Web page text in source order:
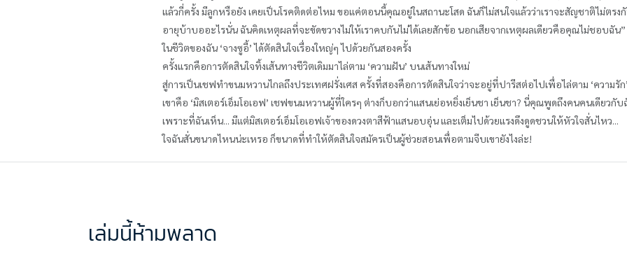
แล้วกี่ครั้ง มีลูกหรือยัง เคยเป็นโรคติดต่อไหม ขอแค่ตอนนี้คุณอยู่ในสถานะโสด ฉันก็ไม่สนใจแล้วว่าเราจะสัญชาติไม่ตรง
อายุบ้าบออะไรนั่น ฉันคิดเหตุผลที่จะขัดขวางไม่ให้เราคบกันไม่ได้เลยสักข้อ นอกเสียจากเหตุผลเดียวคือคุณไม่ชอบฉัน”
ในชีวิตของฉัน ‘จางซูอี้’ ได้ตัดสินใจเรื่องใหญ่ๆ ไปด้วยกันสองครั้ง
ครั้งแรกคือการตัดสินใจทิ้งเส้นทางชีวิตเดิมมาไล่ตาม ‘ความฝัน’ บนเส้นทางใหม่
สู่การเป็นเชฟทำขนมหวานไกลถึงประเทศฝรั่งเศส ครั้งที่สองคือการตัดสินใจว่าจะอยู่ที่ปารีสต่อไปเพื่อไล่ตาม ‘ความรัก’
เขาคือ ‘มิสเตอร์เอ็มโอเอฟ’ เชฟขนมหวานผู้ที่ใครๆ ต่างก็บอกว่าแสนเย่อหยิ่งเย็นชา เย็นชา? นี่คุณพูดถึงคนคนเดียวกั
เพราะที่ฉันเห็น... มีแต่มิสเตอร์เอ็มโอเอฟเจ้าของดวงตาสีฟ้าแสนอบอุ่น และเต็มไปด้วยแรงดึงดูดชวนให้หัวใจสั่นไหว...
ใจฉันสั่นขนาดไหนน่ะเหรอ ก็ขนาดที่ทำให้ตัดสินใจสมัครเป็นผู้ช่วยสอนเพื่อตามจีบเขายังไงล่ะ!
เล่มนี้ห้ามพลาด